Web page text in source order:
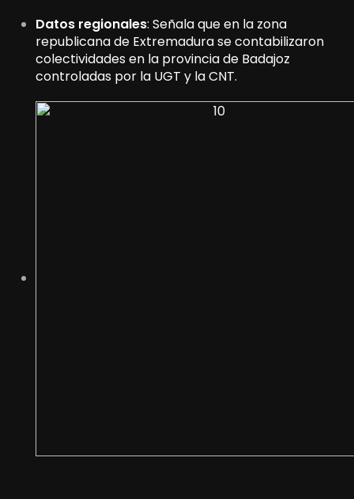
Datos regionales: Señala que en la zona
republicana de Extremadura se contabilizaron
colectividades en la provincia de Badajoz
controladas por la UGT y la CNT.